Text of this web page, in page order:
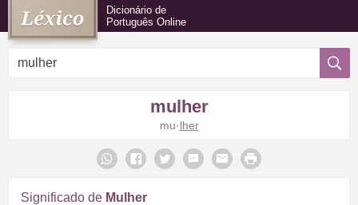
Dicionário de
Português Online
mulher
mu·lher
Significado de Mulher